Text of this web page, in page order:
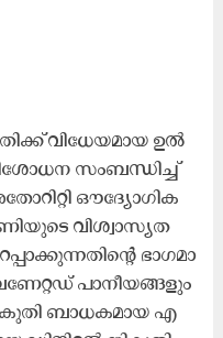
വി​ധേ​യ​മാ​യ ഉ​ൽ​
സം​ബ​ന്ധി​ച്ച്
ഔ​ദ്യോ​ഗി​ക
വി​ശ്വാ​സ്യ​ത​
ഭാ​ഗ​മാ​
പാ​നീ​യ​ങ്ങ​ളും
ബാ​ധ​ക​മാ​യ എ​